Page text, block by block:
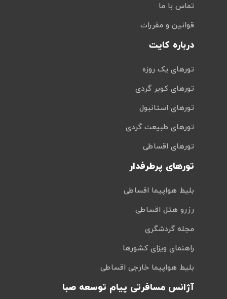
تماس با ما
قوانین و مقررات
درباره کایت
تورهای یک روزه
تورهای کویر گردی
تورهای استانبول
تورهای طبیعت گردی
تورهای اقساطی
تورهای پرطرفدار
بلیط هواپیما اقساطی
رزرو هتل اقساطی
مجله گردشگری
راهنمای ویزای کشورها
بلیط هواپیما خارجی اقساطی
آژانس مسافرتی پیام توسعه صبا